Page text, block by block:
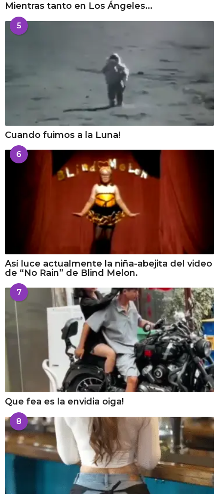
Mientras tanto en Los Ángeles...
5
Cuando fuimos a la Luna!
6
Así luce actualmente la niña-abejita del video
de “No Rain” de Blind Melon.
7
Que fea es la envidia oiga!
8